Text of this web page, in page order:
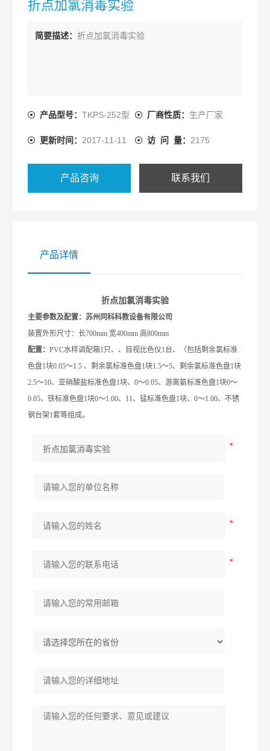
折点加氯消毒实验
简要描述：折点加氯消毒实验
产品型号：TKPS-252型 厂商性质： 生产厂家
更新时间： 2017-11-11 访 问 量： 2175
产品咨询 联系我们
产品详情
折点加氯消毒实验
主要参数及配置：苏州同科科教设备有限公司
装置外形尺寸：长700mm 宽400mm 高800mm
配置：PVC水样调配箱1只、、目视比色仪1台、（包括剩余氯标准
色盘1块0.05～1.5 、剩余氯标准色盘1块1.5～5、剩余氯标准色盘1块
2.5～10、亚硝酸盐标准色盘1块、0～0.05、游离氨标准色盘1块0～
0.05、铁标准色盘1块0～1.00、11、锰标准色盘1块、0～1.00、不锈
钢台架1套等组成。